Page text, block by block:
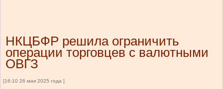
НКЦБФР решила ограничить
операции торговцев с валютными
ОВГЗ
[16:10 26 мая 2025 года ]